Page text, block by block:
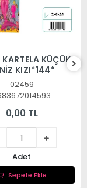
KÜÇÜK
KIZI*144*
02459
0,00 TL
Adet
Sepete Ekle